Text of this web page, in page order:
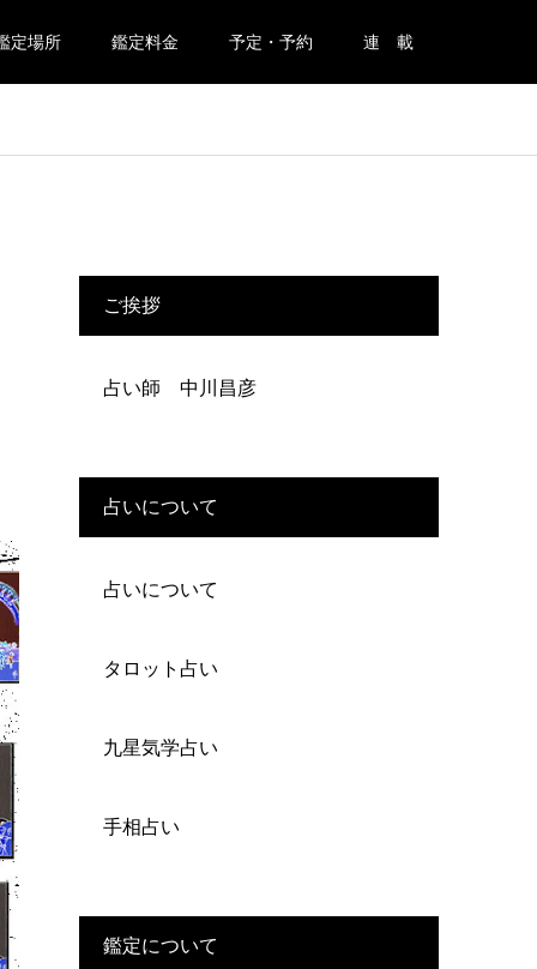
定場所 鑑定料金 予定・予約 連 載
ご挨拶
占い師 中川昌彦
占いについて
占いについて
タロット占い
九星気学占い
手相占い
鑑定について